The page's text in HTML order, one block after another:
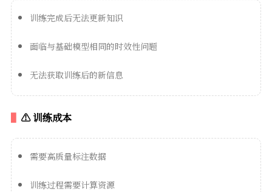
训练完成后无法更新知识
面临与基础模型相同的时效性问题
无法获取训练后的新信息
⚠️ 训练成本
需要高质量标注数据
训练过程需要计算资源